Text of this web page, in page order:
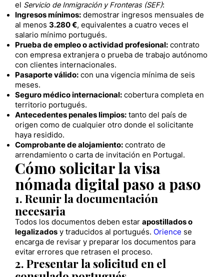
el Servicio de Inmigración y Fronteras (SEF):
Ingresos mínimos: demostrar ingresos mensuales de
al menos 3.280 €, equivalentes a cuatro veces el
salario mínimo portugués.
Prueba de empleo o actividad profesional: contrato
con empresa extranjera o prueba de trabajo autónomo
con clientes internacionales.
Pasaporte válido: con una vigencia mínima de seis
meses.
Seguro médico internacional: cobertura completa en
territorio portugués.
Antecedentes penales limpios: tanto del país de
origen como de cualquier otro donde el solicitante
haya residido.
Comprobante de alojamiento: contrato de
arrendamiento o carta de invitación en Portugal.
Cómo solicitar la visa
nómada digital paso a paso
1. Reunir la documentación
necesaria
Todos los documentos deben estar apostillados o
legalizados y traducidos al portugués. Orience se
encarga de revisar y preparar los documentos para
evitar errores que retrasen el proceso.
2. Presentar la solicitud en el